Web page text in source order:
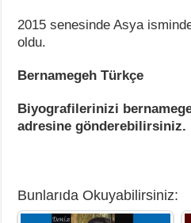
2015 senesinde Asya
oldu.
Bernamegeh Türkçe
Biyografilerinizi
adresine gönderebilirsiniz.
Bunlarıda Okuyabilirsiniz: